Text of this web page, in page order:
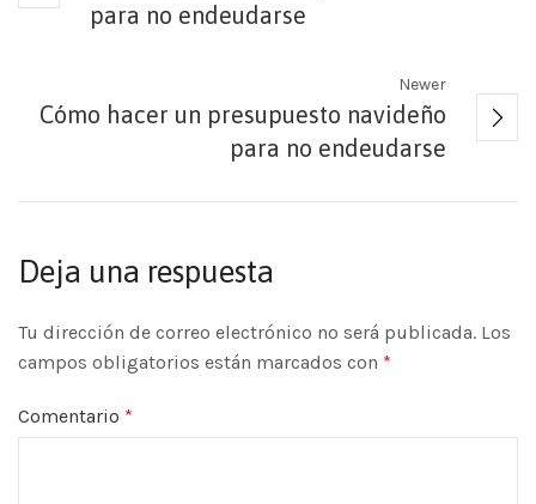
para no endeudarse
Newer
Cómo hacer un presupuesto navideño
para no endeudarse
Deja una respuesta
Tu dirección de correo electrónico no será publicada. Los
campos obligatorios están marcados con *
Comentario *